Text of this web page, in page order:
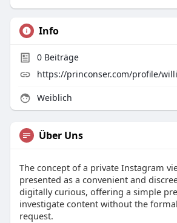
Info
0Beiträge
https://princonser.com/profile/
Weiblich
Über Uns
The concept of a private Instagram
presented as a convenient and
digitally curious, offering a simple
investigate content without the
request.